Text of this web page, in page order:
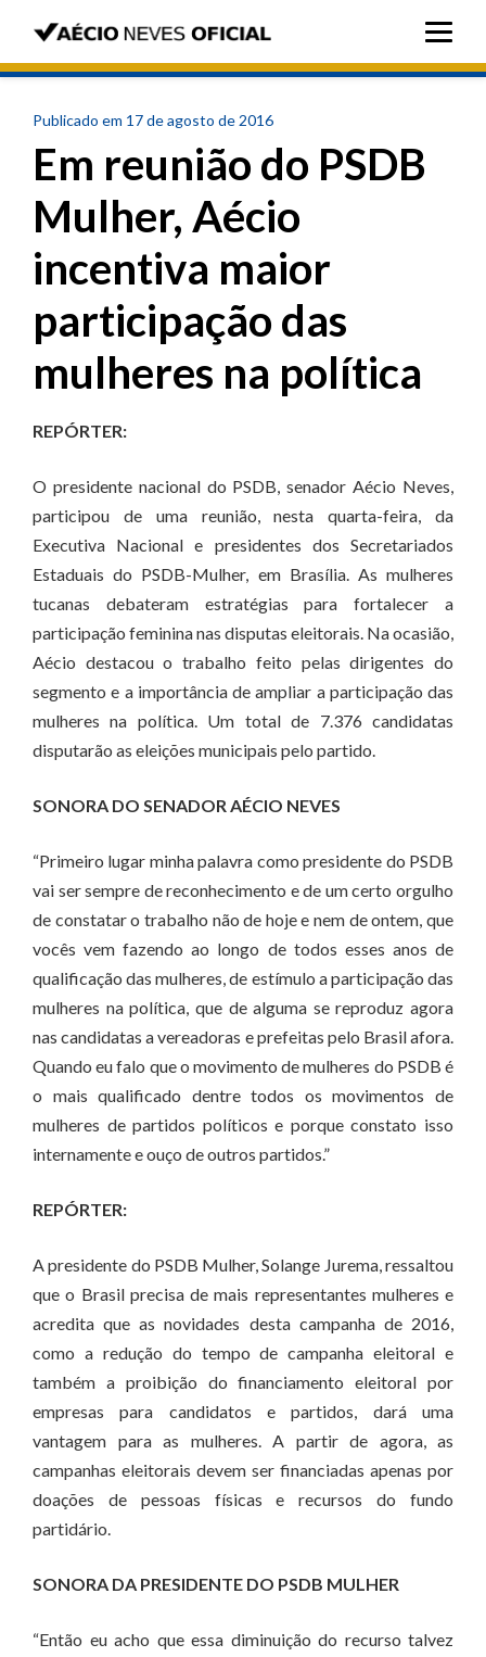
Publicado em 17 de agosto de 2016
Em reunião do PSDB
Mulher, Aécio
incentiva maior
participação das
mulheres na política
REPÓRTER:
O presidente nacional do PSDB, senador Aécio Neves,
participou de uma reunião, nesta quarta-feira, da
Executiva Nacional e presidentes dos Secretariados
Estaduais do PSDB-Mulher, em Brasília. As mulheres
tucanas debateram estratégias para fortalecer a
participação feminina nas disputas eleitorais. Na ocasião,
Aécio destacou o trabalho feito pelas dirigentes do
segmento e a importância de ampliar a participação das
mulheres na política. Um total de 7.376 candidatas
disputarão as eleições municipais pelo partido.
SONORA DO SENADOR AÉCIO NEVES
“Primeiro lugar minha palavra como presidente do PSDB
vai ser sempre de reconhecimento e de um certo orgulho
de constatar o trabalho não de hoje e nem de ontem, que
vocês vem fazendo ao longo de todos esses anos de
qualificação das mulheres, de estímulo a participação das
mulheres na política, que de alguma se reproduz agora
nas candidatas a vereadoras e prefeitas pelo Brasil afora.
Quando eu falo que o movimento de mulheres do PSDB é
o mais qualificado dentre todos os movimentos de
mulheres de partidos políticos e porque constato isso
internamente e ouço de outros partidos.”
REPÓRTER:
A presidente do PSDB Mulher, Solange Jurema, ressaltou
que o Brasil precisa de mais representantes mulheres e
acredita que as novidades desta campanha de 2016,
como a redução do tempo de campanha eleitoral e
também a proibição do financiamento eleitoral por
empresas para candidatos e partidos, dará uma
vantagem para as mulheres. A partir de agora, as
campanhas eleitorais devem ser financiadas apenas por
doações de pessoas físicas e recursos do fundo
partidário.
SONORA DA PRESIDENTE DO PSDB MULHER
“Então eu acho que essa diminuição do recurso talvez